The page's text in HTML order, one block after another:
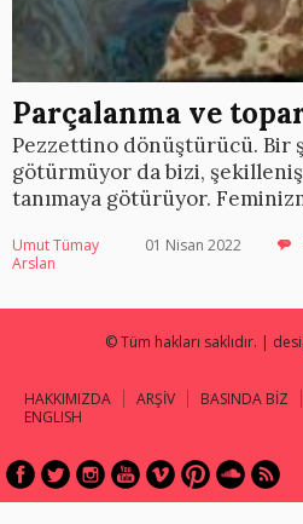
Parçalanma ve
Pezzettino dönüştürücü. Bir
götürmüyor da bizi,
tanımaya götürüyor.
Umut Tümay
Arslan
01 Nisan 2022
© Tüm hakları saklıdır. |
HAKKIMIZDA ARŞİV BASINDA BİZ
ENGLISH